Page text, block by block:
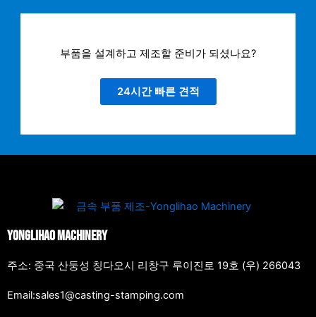
부품을 설계하고 제조할 준비가 되셨나요?
24시간 빠른 견적
Yonglihao Machinery
주소: 중국 산둥성 칭다오시 리창구 루이진로 19호 (우) 266043
Email:sales1@casting-stamping.com